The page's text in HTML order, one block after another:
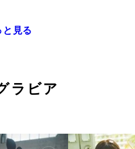
と見る
ラビア